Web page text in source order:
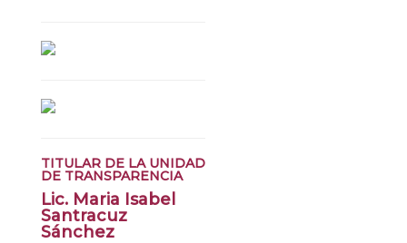
TITULAR DE LA UNIDAD
DE TRANSPARENCIA
Lic. Maria Isabel
Santracuz
Sánchez